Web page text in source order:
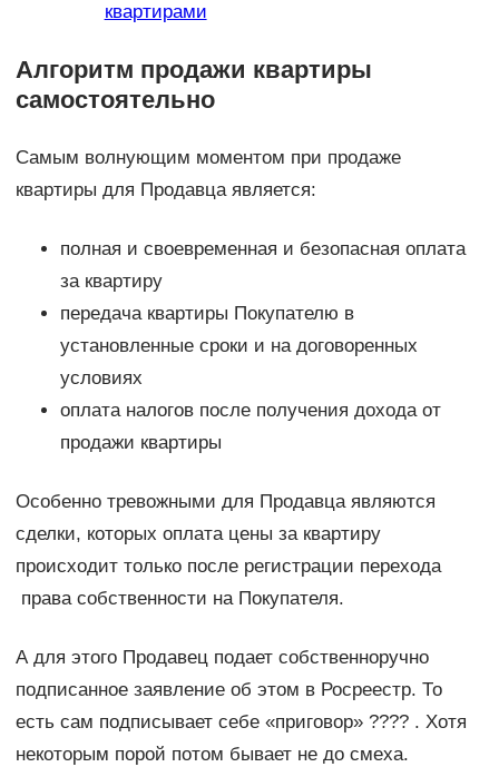
квартирами
Алгоритм продажи квартиры
самостоятельно
Самым волнующим моментом при продаже
квартиры для Продавца является:
полная и своевременная и безопасная оплата
за квартиру
передача квартиры Покупателю в
установленные сроки и на договоренных
условиях
оплата налогов после получения дохода от
продажи квартиры
Особенно тревожными для Продавца являются
сделки, которых оплата цены за квартиру
происходит только после регистрации перехода
права собственности на Покупателя.
А для этого Продавец подает собственноручно
подписанное заявление об этом в Росреестр. То
есть сам подписывает себе «приговор» ???? . Хотя
некоторым порой потом бывает не до смеха.